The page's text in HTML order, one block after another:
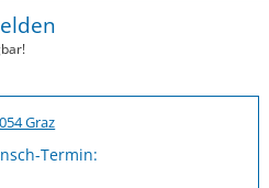
Graz
Termin: